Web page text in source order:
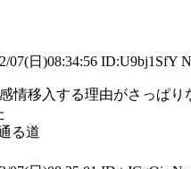
07(日)08:34:56 ID:U9bj1SfY
情移入する理由がさっぱり
る道